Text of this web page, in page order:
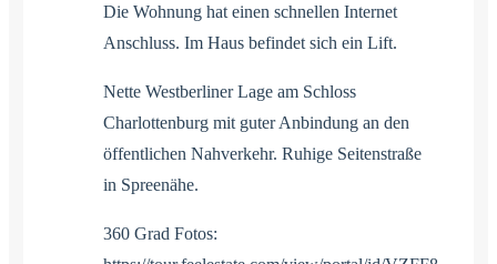
Die Wohnung hat einen schnellen Internet
Anschluss. Im Haus befindet sich ein Lift.
Nette Westberliner Lage am Schloss
Charlottenburg mit guter Anbindung an den
öffentlichen Nahverkehr. Ruhige Seitenstraße
in Spreenähe.
360 Grad Fotos: